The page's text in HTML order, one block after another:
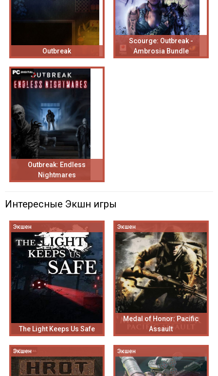
Outbreak
Scourge: Outbreak -
Ambrosia Bundle
Outbreak: Endless
Nightmares
Интересные Экшн игры
Экшен
The Light Keeps Us Safe
Экшен
Medal of Honor: Pacific
Assault
Экшен Экшен